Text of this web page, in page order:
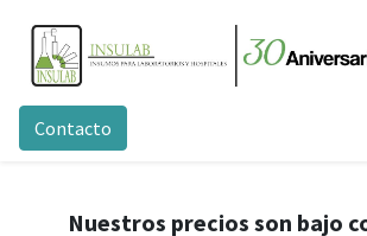
Contacto
Nuestros precios son bajo